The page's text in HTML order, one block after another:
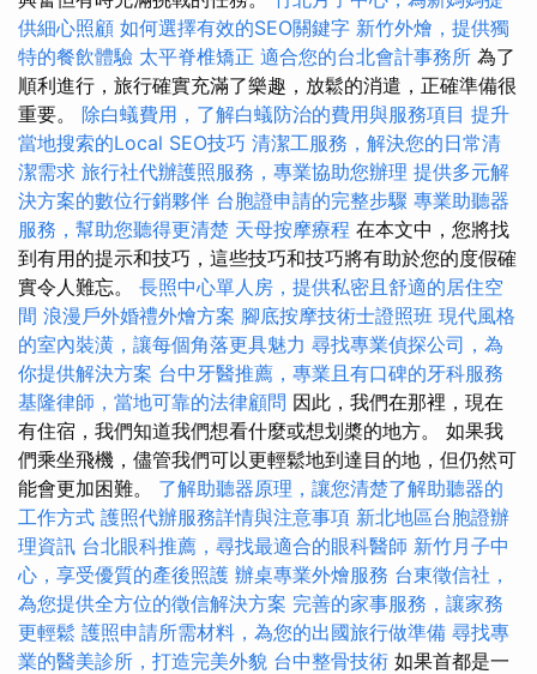
供細心照顧 如何選擇有效的SEO關鍵字 新竹外燴，提供獨
特的餐飲體驗 太平脊椎矯正 適合您的台北會計事務所 為了
順利進行，旅行確實充滿了樂趣，放鬆的消遣，正確準備很
重要。 除白蟻費用，了解白蟻防治的費用與服務項目 提升
當地搜索的Local SEO技巧 清潔工服務，解決您的日常清
潔需求 旅行社代辦護照服務，專業協助您辦理 提供多元解
決方案的數位行銷夥伴 台胞證申請的完整步驟 專業助聽器
服務，幫助您聽得更清楚 天母按摩療程 在本文中，您將找
到有用的提示和技巧，這些技巧和技巧將有助於您的度假確
實令人難忘。 長照中心單人房，提供私密且舒適的居住空
間 浪漫戶外婚禮外燴方案 腳底按摩技術士證照班 現代風格
的室內裝潢，讓每個角落更具魅力 尋找專業偵探公司，為
你提供解決方案 台中牙醫推薦，專業且有口碑的牙科服務
基隆律師，當地可靠的法律顧問 因此，我們在那裡，現在
有住宿，我們知道我們想看什麼或想划槳的地方。 如果我
們乘坐飛機，儘管我們可以更輕鬆地到達目的地，但仍然可
能會更加困難。 了解助聽器原理，讓您清楚了解助聽器的
工作方式 護照代辦服務詳情與注意事項 新北地區台胞證辦
理資訊 台北眼科推薦，尋找最適合的眼科醫師 新竹月子中
心，享受優質的產後照護 辦桌專業外燴服務 台東徵信社，
為您提供全方位的徵信解決方案 完善的家事服務，讓家務
更輕鬆 護照申請所需材料，為您的出國旅行做準備 尋找專
業的醫美診所，打造完美外貌 台中整骨技術 如果首都是一